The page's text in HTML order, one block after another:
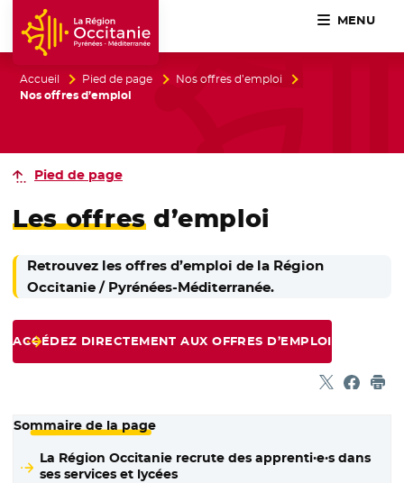
Accueil Région Occitanie / Pyrénées-Méditerranée
MENU
Accueil Pied de page
Nos offres d’emploi
Nos offres d’emploi
Pied de page
Les offresd’emploi
Retrouvez les offres d’emploi de la Région
Occitanie / Pyrénées-Méditerranée.
ACCÉDEZ DIRECTEMENT AUX OFFRES D’EMPLOI
Partager
- Nouvelle
-
Sommaire de la page
La Région Occitanie recrute des apprenti·e·s dans
ses services et lycées